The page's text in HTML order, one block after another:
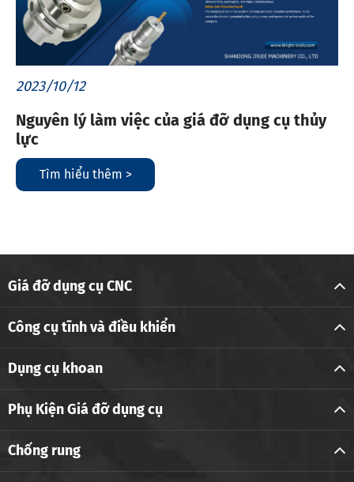
2023/10/12
Nguyên lý làm việc của giá đỡ dụng cụ thủy
lực
Tìm hiểu thêm >
Giá đỡ dụng cụ CNC
Công cụ tĩnh và điều khiển
Dụng cụ khoan
Phụ Kiện Giá đỡ dụng cụ
Chống rung